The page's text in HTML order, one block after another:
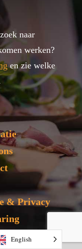
naar
werken?
en zie welke
& Privacy
English